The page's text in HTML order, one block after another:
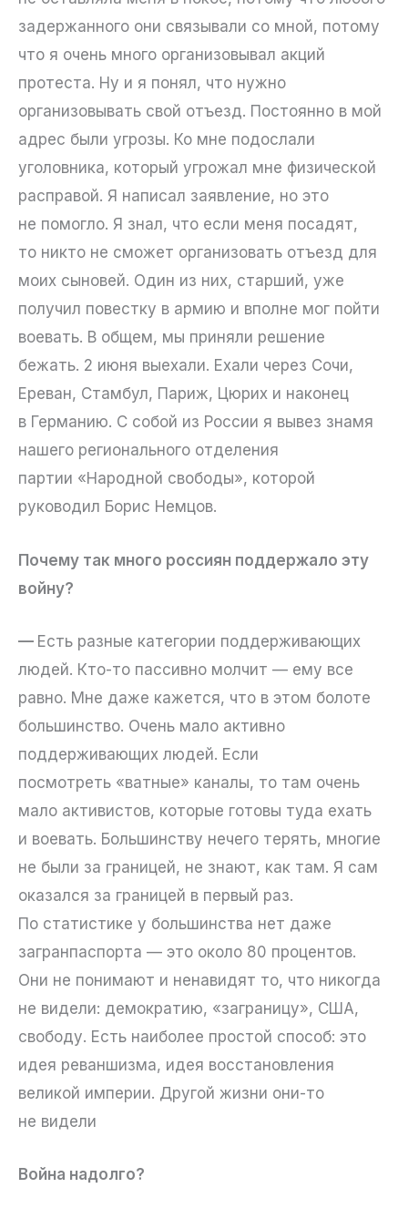
задержанного они связывали со мной, потому
что я очень много организовывал акций
протеста. Ну и я понял, что нужно
организовывать свой отъезд. Постоянно в мой
адрес были угрозы. Ко мне подослали
уголовника, который угрожал мне физической
расправой. Я написал заявление, но это
не помогло. Я знал, что если меня посадят,
то никто не сможет организовать отъезд для
моих сыновей. Один из них, старший, уже
получил повестку в армию и вполне мог пойти
воевать. В общем, мы приняли решение
бежать. 2 июня выехали. Ехали через Сочи,
Ереван, Стамбул, Париж, Цюрих и наконец
в Германию. С собой из России я вывез знамя
нашего регионального отделения
партии «Народной свободы», которой
руководил Борис Немцов.
Почему так много россиян поддержало эту
войну?
— Есть разные категории поддерживающих
людей. Кто-то пассивно молчит — ему все
равно. Мне даже кажется, что в этом болоте
большинство. Очень мало активно
поддерживающих людей. Если
посмотреть «ватные» каналы, то там очень
мало активистов, которые готовы туда ехать
и воевать. Большинству нечего терять, многие
не были за границей, не знают, как там. Я сам
оказался за границей в первый раз.
По статистике у большинства нет даже
загранпаспорта — это около 80 процентов.
Они не понимают и ненавидят то, что никогда
не видели: демократию, «заграницу», США,
свободу. Есть наиболее простой способ: это
идея реваншизма, идея восстановления
великой империи. Другой жизни они-то
не видели
Война надолго?